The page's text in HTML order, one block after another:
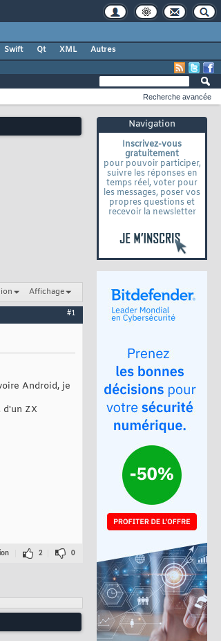
Swift Qt XML
Autres
Navigation
Inscrivez-vous
gratuitement
pour pouvoir participer,
suivre les réponses en
temps réel, voter pour
les messages, poser vos
propres questions et
recevoir la newsletter
Recherche avancée
Affichage
#1
Android, je
d'un ZX
2 0